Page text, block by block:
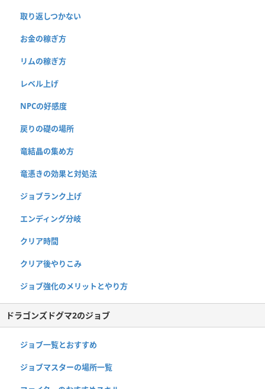
取り返しつかない
お金の稼ぎ方
リムの稼ぎ方
レベル上げ
NPCの好感度
戻りの礎の場所
竜結晶の集め方
竜憑きの効果と対処法
ジョブランク上げ
エンディング分岐
クリア時間
クリア後やりこみ
ジョブ強化のメリットとやり方
ドラゴンズドグマ2のジョブ
ジョブ一覧とおすすめ
ジョブマスターの場所一覧